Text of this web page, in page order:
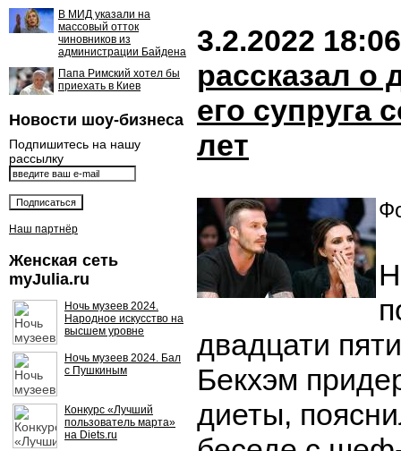
В МИД указали на
массовый отток
чиновников из
администрации Байдена
Папа Римский хотел бы
приехать в Киев
Новости шоу-бизнеса
Подпишитесь на нашу
рассылку
Наш партнёр
Женская сеть
myJulia.ru
Ночь музеев 2024.
Народное искусство на
высшем уровне
Ночь музеев 2024. Бал
с Пушкиным
Конкурс «Лучший
пользователь марта»
на Diets.ru
3.2.2022 18:06
рассказал о
его супруга
лет
двадцати
Бекхэм
диеты,